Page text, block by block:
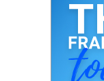
ปรึกษา